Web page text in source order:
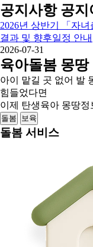
공지사항 공지
2026년 상반기 「자
결과 및 향후일정 안내
2026-07-31
육아돌봄 몽땅
아이 맡길 곳 없어 발
힘들었다면
이제 탄생육아 몽땅
돌봄 보육
돌봄 서비스